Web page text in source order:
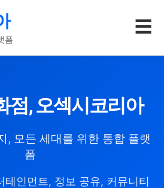
폼
☰
점, 오섹시코리아
, 모든 세대를 위한 통합 플랫
폼
테인먼트, 정보 공유, 커뮤니티